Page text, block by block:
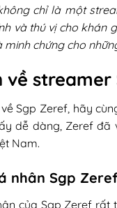
chỉ là một
và thú vị cho khán
minh chứng cho
về streamer
Sgp Zeref, hãy
dễ dàng, Zeref đã
Nam.
nhân Sgp
của Sgp Zeref